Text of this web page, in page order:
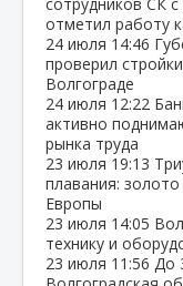
отметил работу
24 июля 14:46
проверил
Волгограде
24 июля 12:22
активно
рынка труда
23 июля 19:13
плавания:
Европы
23 июля 14:05
технику и
23 июля 11:56 До